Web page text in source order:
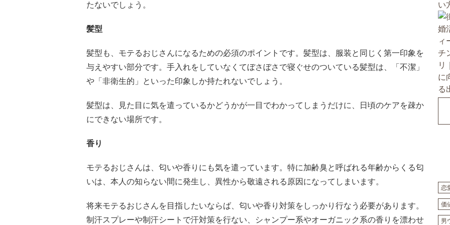
たないでしょう。
髪型
髪型も、モテるおじさんになるための必須のポイントです。髪型は、服装と同じく第一印象を
与えやすい部分です。手入れをしていなくてぼさぼさで寝ぐせのついている髪型は、「不潔」
や「非衛生的」といった印象しか持たれないでしょう。
髪型は、見た目に気を遣っているかどうかが一目でわかってしまうだけに、日頃のケアを疎か
にできない場所です。
香り
モテるおじさんは、匂いや香りにも気を遣っています。特に加齢臭と呼ばれる年齢からくる匂
いは、本人の知らない間に発生し、異性から敬遠される原因になってしまいます。
将来モテるおじさんを目指したいならば、匂いや香り対策をしっかり行なう必要があります。
制汗スプレーや制汗シートで汗対策を行ない、シャンプー系やオーガニック系の香りを漂わせ
恋
価
男